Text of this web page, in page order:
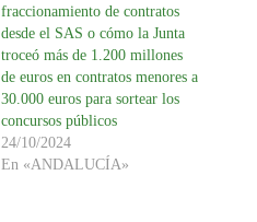
fraccionamiento de contratos
desde el SAS o cómo la Junta
troceó más de 1.200 millones
de euros en contratos menores a
30.000 euros para sortear los
concursos públicos
24/10/2024
En «ANDALUCÍA»